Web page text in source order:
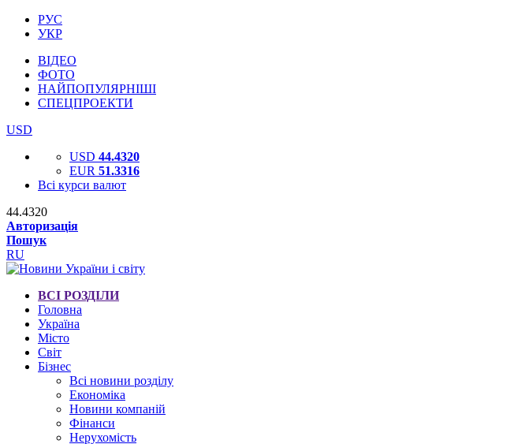
РУС
УКР
ВІДЕО
ФОТО
НАЙПОПУЛЯРНІШІ
СПЕЦПРОЕКТИ
USD
USD 44.4320
EUR 51.3316
Всі курси валют
44.4320
Авторизація
Пошук
RU
ВСІ РОЗДІЛИ
Головна
Україна
Місто
Світ
Бізнес
Всі новини розділу
Економіка
Новини компаній
Фінанси
Нерухомість